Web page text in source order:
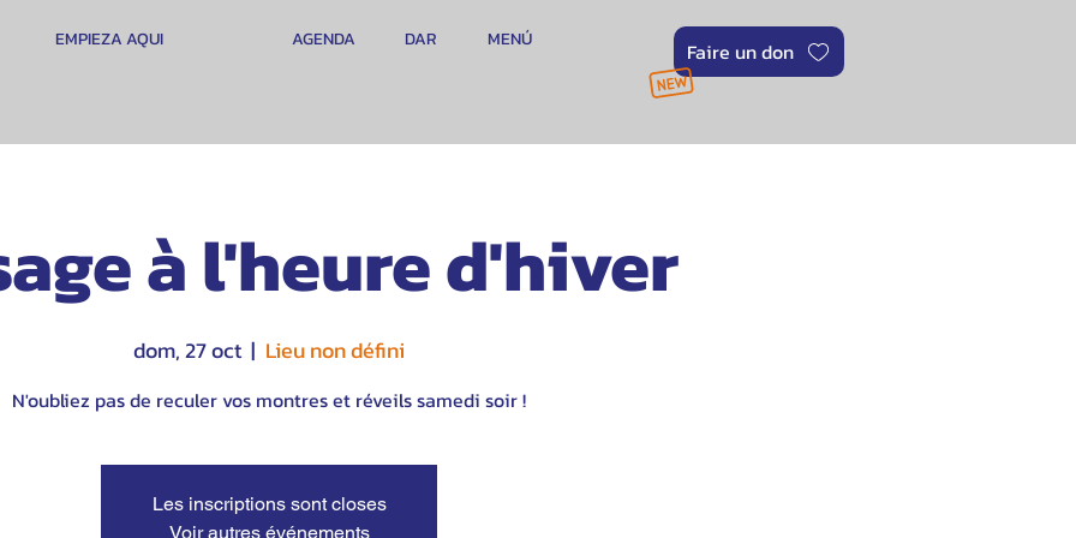
EMPIEZA AQUI DAR MENÚ
AGENDA Faire un don
à l'heure d'hiver
dom, 27 oct
  |
Lieu non défini
N'oubliez pas de reculer vos montres et réveils samedi soir !
Les inscriptions sont closes
Voir autres événements